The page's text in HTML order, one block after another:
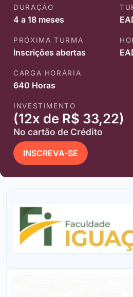
DURAÇÃO
4 a 18 meses
PRÓXIMA TURMA
Inscrições abertas
CARGA HORÁRIA
640 Horas
INVESTIMENTO
(12x de R$ 33,22)
No cartão de Crédito
INSCREVA-SE